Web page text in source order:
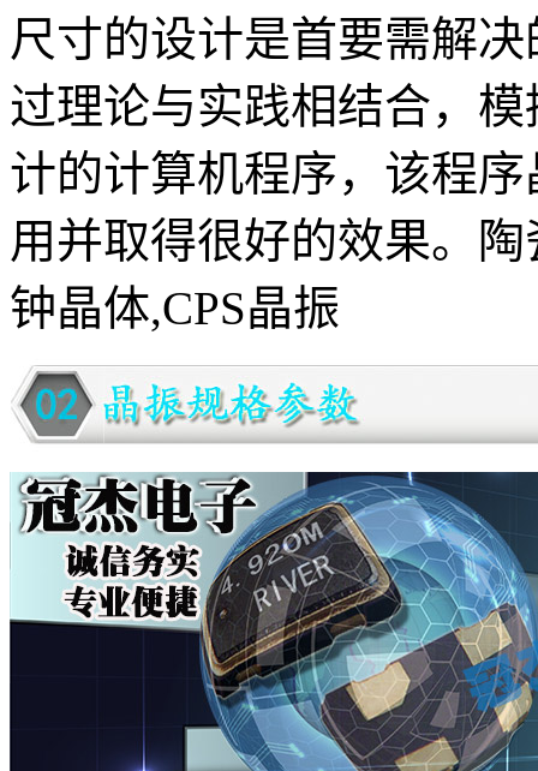
尺寸的设计是首要需解
过理论与实践相结合，
计的计算机程序，该程
用并取得很好的效果。
钟晶体,CPS晶振